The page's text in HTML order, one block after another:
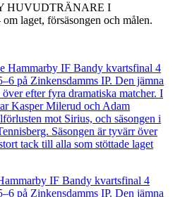
HUVUDTRÄNARE I
laget, försäsongen och målen.
IF Bandy kvartsfinal 4
på Zinkensdamms IP. Den jämna